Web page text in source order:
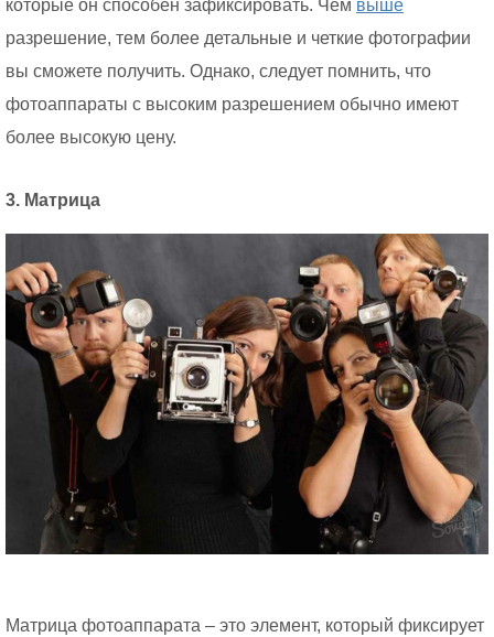
которые он способен зафиксировать. Чем выше
разрешение, тем более детальные и четкие фотографии
вы сможете получить. Однако, следует помнить, что
фотоаппараты с высоким разрешением обычно имеют
более высокую цену.
3. Матрица
Матрица фотоаппарата – это элемент, который фиксирует